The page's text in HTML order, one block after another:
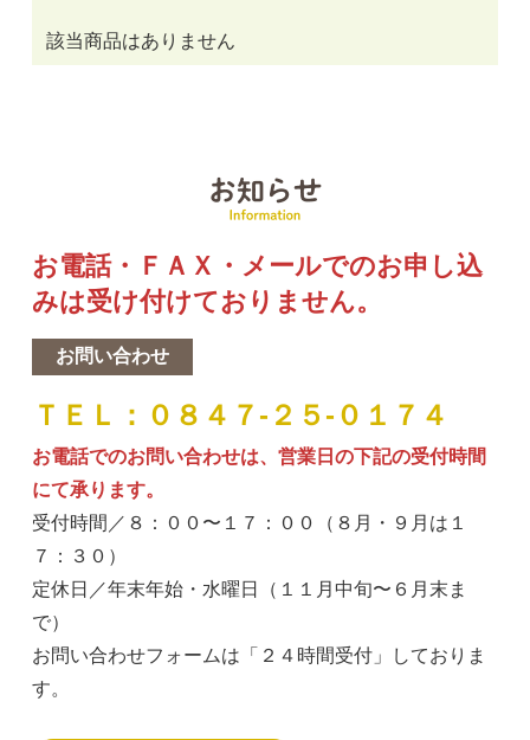
該当商品はありません
お電話・ＦＡＸ・メールでのお申し込
みは受け付けておりません。
お問い合わせ
ＴＥＬ：０８４７-２５-０１７４
お電話でのお問い合わせは、営業日の下記の受付時間
にて承ります。
受付時間／８：００〜１７：００（８月・９月は１
７：３０）
定休日／年末年始・水曜日（１１月中旬〜６月末ま
で）
お問い合わせフォームは「 ２４ 時間受付」しておりま
す。